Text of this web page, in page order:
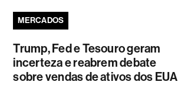
MERCADOS
Trump, Fed e Tesouro geram
incerteza e reabrem debate
sobre vendas de ativos dos EUA